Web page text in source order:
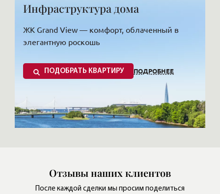
Инфраструктура дома
ЖК Grand View — комфорт, облаченный в
элегантную роскошь
ПОДОБРАТЬ КВАРТИРУ ПОДРОБНЕЕ
квартиру могут люди с самыми высокими
требованиями к новому жилью, комфорту и
Отзывы наших клиентов
После каждой сделки мы просим поделиться